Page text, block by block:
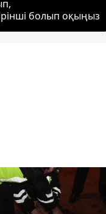
болып оқыңыз